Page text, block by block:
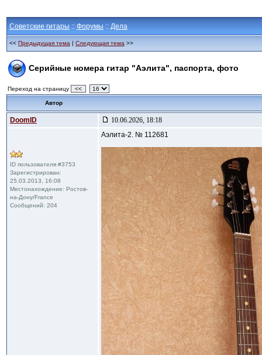
Советские гитары :: Форумы :: Дела
<< Предыдущая тема | Следующая тема >>
Серийные номера гитар "Аэлита", паспорта, фото
Переход на страницу <<
Автор
DoomID 10.06.2026, 18:18
ID пользователя #3753
Зарегистрирован:
25.03.2013, 16:08
Местонахождение: Ростов-
на-Дону/France
Сообщений: 204
Аэлита-2. № 112681